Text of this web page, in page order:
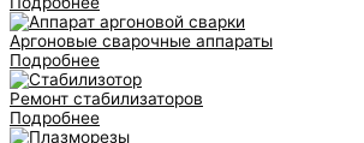
Аргоновые сварочные аппараты
Подробнее
Ремонт стабилизаторов
Подробнее